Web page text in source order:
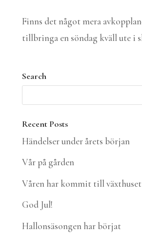
Finns det något mera
tillbringa en söndag kväll ute i
Search
Recent Posts
Händelser under årets början
Vår på gården
Våren har kommit till växthuset
God Jul!
Hallonsäsongen har börjat